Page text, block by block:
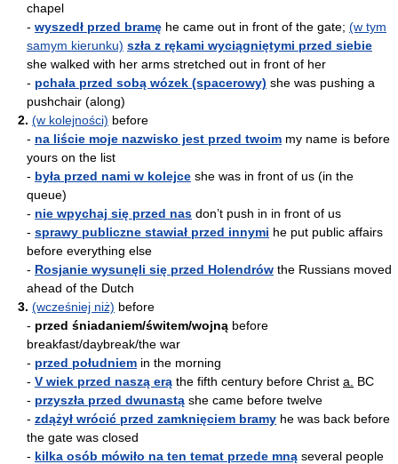
chapel
- wyszedł przed bramę he came out in front of the gate; (w tym
samym kierunku) szła z rękami wyciągniętymi przed siebie
she walked with her arms stretched out in front of her
- pchała przed sobą wózek (spacerowy) she was pushing a
pushchair (along)
2. (w kolejności) before
- na liście moje nazwisko jest przed twoim my name is before
yours on the list
- była przed nami w kolejce she was in front of us (in the
queue)
- nie wpychaj się przed nas don’t push in in front of us
- sprawy publiczne stawiał przed innymi he put public affairs
before everything else
- Rosjanie wysunęli się przed Holendrów the Russians moved
ahead of the Dutch
3. (wcześniej niż) before
- przed śniadaniem/świtem/wojną before
breakfast/daybreak/the war
- przed południem in the morning
- V wiek przed naszą erą the fifth century before Christ a.
BC
- przyszła przed dwunastą she came before twelve
- zdążył wrócić przed zamknięciem bramy he was back before
the gate was closed
- kilka osób mówiło na ten temat przede mną several people